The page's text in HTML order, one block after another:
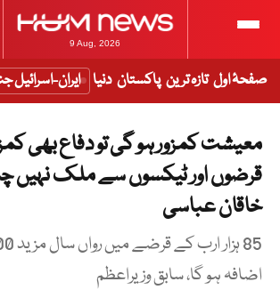
9 Aug, 2026
صفحۂ اول تازہ ترین پاکستان دنیا ایران-
معیشت کمزور ہو گی تو دفاع بھی
قرضوں اور ٹیکسوں سے ملک نہیں
خاقان عباسی
اضافہ ہو گا، سابق وزیراعظم